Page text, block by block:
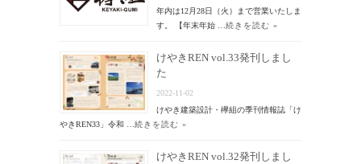
年内は12月28日（火）まで営業いたしま
す。 【年末年始 … 続きを読む »
けやきREN vol.33発刊しまし
た
2022-11-02
けやき建築設計・欅組の季刊情報誌「け
やきREN33」令和 … 続きを読む »
けやきREN vol.32発刊しまし